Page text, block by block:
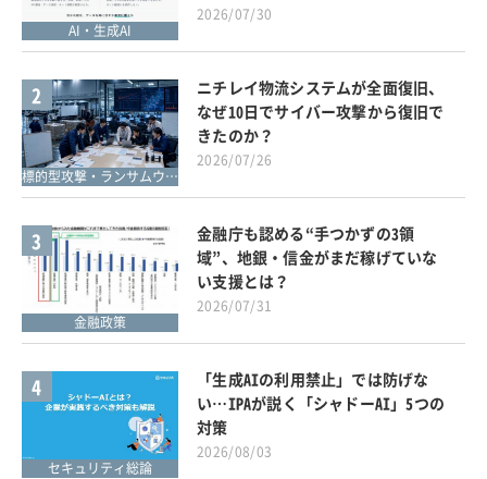
AI・生成AI
2026/07/30
2
標的型攻撃・ランサムウェア対策
ニチレイ物流システムが全面復旧、
なぜ10日でサイバー攻撃から復旧で
きたのか？
2026/07/26
3
金融政策
金融庁も認める“手つかずの3領
域”、地銀・信金がまだ稼げていな
い支援とは？
2026/07/31
4
セキュリティ総論
「生成AIの利用禁止」では防げな
い…IPAが説く「シャドーAI」5つの
対策
2026/08/03